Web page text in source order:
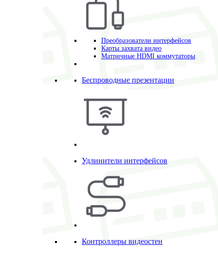
Преобразователи интерфейсов
Карты захвата видео
Матричные HDMI коммутаторы
Беспроводные презентации
Удлинители интерфейсов
Контроллеры видеостен